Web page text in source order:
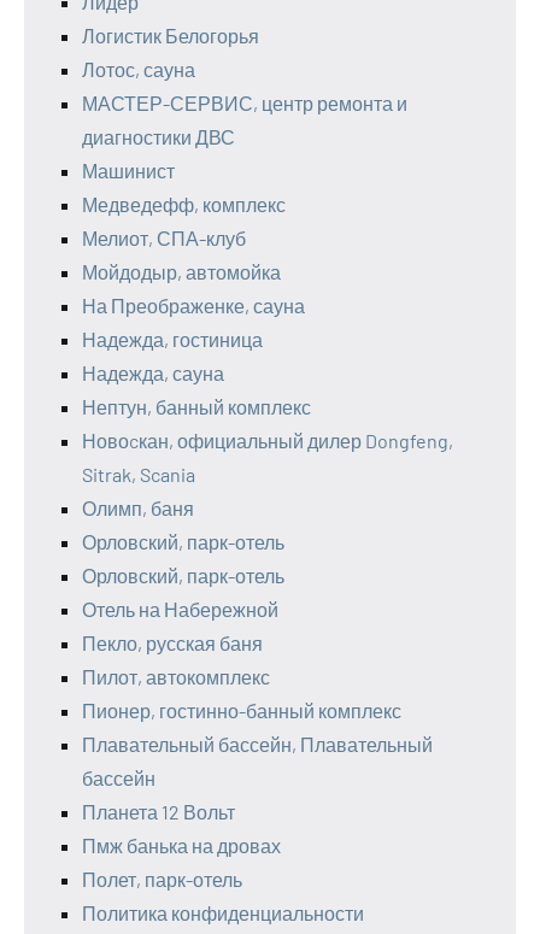
Логистик Белогорья
Лотос, сауна
МАСТЕР-СЕРВИС, центр ремонта и
диагностики ДВС
Машинист
Медведефф, комплекс
Мелиот, СПА-клуб
Мойдодыр, автомойка
На Преображенке, сауна
Надежда, гостиница
Надежда, сауна
Нептун, банный комплекс
Новоcкан, официальный дилер Dongfeng,
Sitrak, Scania
Олимп, баня
Орловский, парк-отель
Орловский, парк-отель
Отель на Набережной
Пекло, русская баня
Пилот, автокомплекс
Пионер, гостинно-банный комплекс
Плавательный бассейн, Плавательный
бассейн
Планета 12 Вольт
Пмж банька на дровах
Полет, парк-отель
Политика конфиденциальности